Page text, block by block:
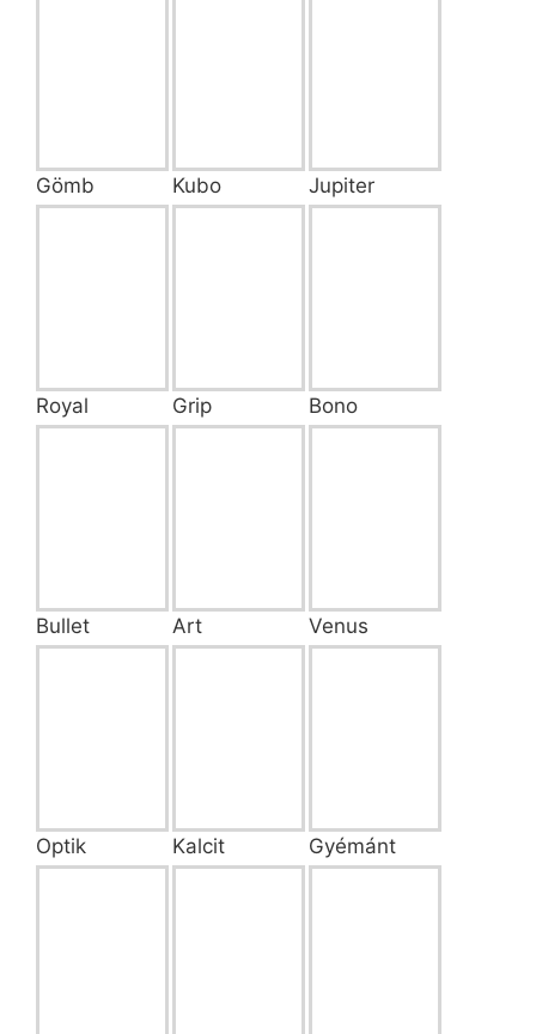
Gömb Kubo Jupiter
Royal Grip Bono
Bullet Art Venus
Optik Kalcit Gyémánt